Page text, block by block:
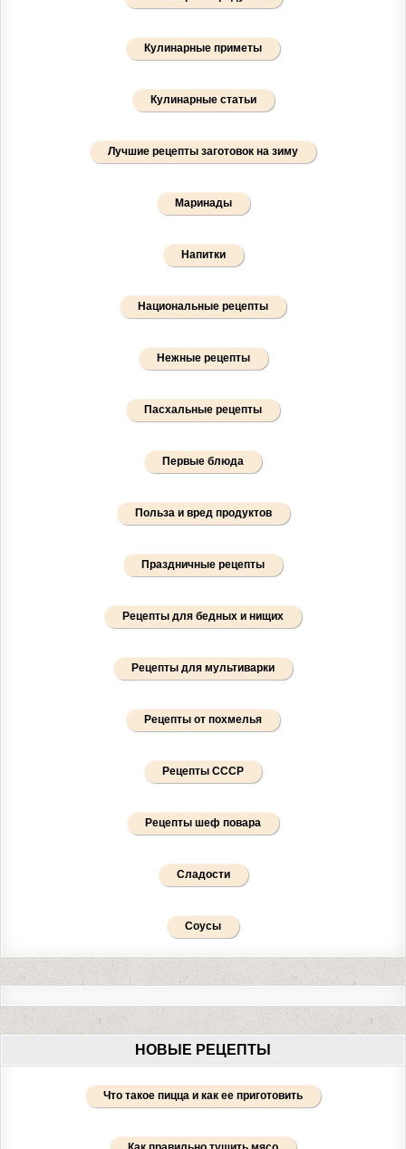
Кулинарные приметы
Кулинарные статьи
Лучшие рецепты заготовок на зиму
Маринады
Напитки
Национальные рецепты
Нежные рецепты
Пасхальные рецепты
Первые блюда
Польза и вред продуктов
Праздничные рецепты
Рецепты для бедных и нищих
Рецепты для мультиварки
Рецепты от похмелья
Рецепты СССР
Рецепты шеф повара
Сладости
Соусы
НОВЫЕ РЕЦЕПТЫ
Что такое пицца и как ее приготовить